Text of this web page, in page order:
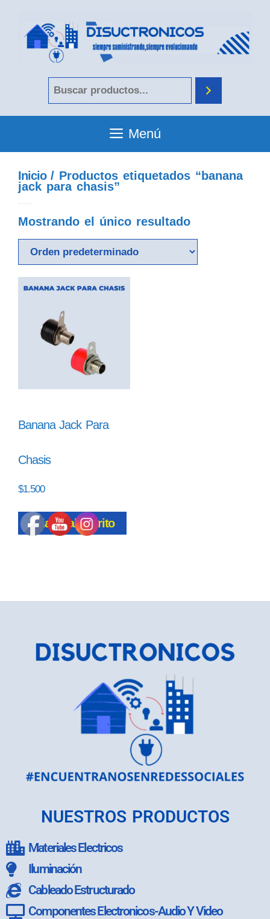
Menú
Inicio/ Productos etiquetados “banana
jack para chasis”
Mostrando el único resultado
Banana Jack Para
Chasis
$1.500
Añadir al carrito
NUESTROS PRODUCTOS
Materiales Electricos
Iluminación
Cableado Estructurado
Componentes Electronicos-Audio Y Video